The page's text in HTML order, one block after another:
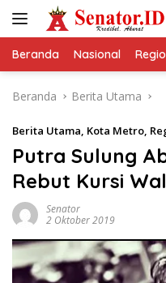
Beranda Nasional
Beranda Berita Utama
Berita Utama, Kota Metro,
Putra Sulung
Rebut Kursi
Senator
2 Oktober 2019